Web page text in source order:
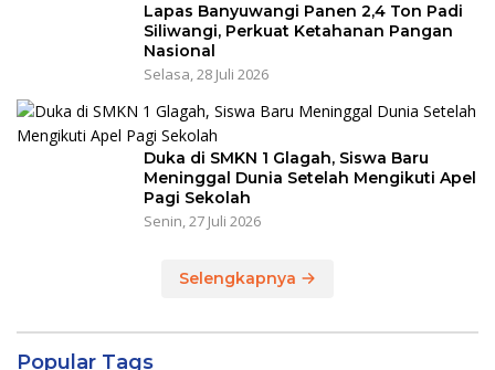
Lapas Banyuwangi Panen 2,4 Ton Padi
Siliwangi, Perkuat Ketahanan Pangan
Nasional
Selasa, 28 Juli 2026
Duka di SMKN 1 Glagah, Siswa Baru
Meninggal Dunia Setelah Mengikuti Apel
Pagi Sekolah
Senin, 27 Juli 2026
Selengkapnya
Popular Tags